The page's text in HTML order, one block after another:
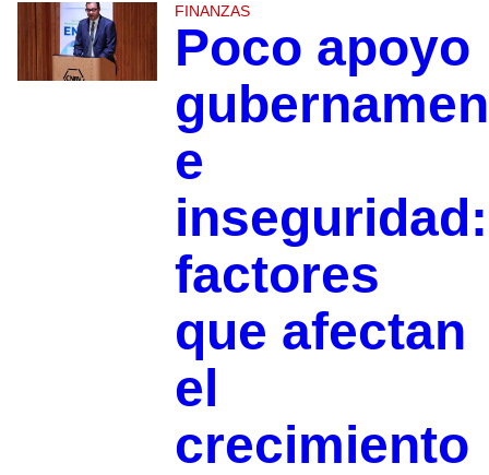
FINANZAS
Poco apoyo
e
inseguridad:
factores
que afectan
el
crecimiento